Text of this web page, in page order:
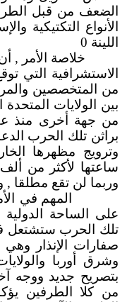
الضعف من قبل
الأنواع التكتيكية
اللينة 0
خلاصة الأمر ,
الاستشرافية التي
من المتخصصين
بين الولايات المتحدة
من جهة أخرى منذ
براثن تلك الحرب
وترويج مظهرها
ساعتها لأكثر من
وربما لن تقع مطلقا
المهم في
على الساحة
تلك الحرب ستشتعل
صفارات الإنذار
وشرق أوربا
بتصريح جديد ووجه
من كلا الطرفين